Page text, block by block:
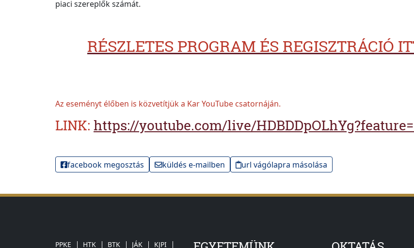
piaci szereplőkszámát.
RÉSZLETES PROGRAM ÉS REGISZTRÁCIÓ
Az eseményt élőben is közvetítjük a Kar YouTube csatornáján.
LINK: https://youtube.com/live/
facebook megosztás küldés e-mailben url vágólapra másolása
PPKE HTK BTK JÁK KJPI